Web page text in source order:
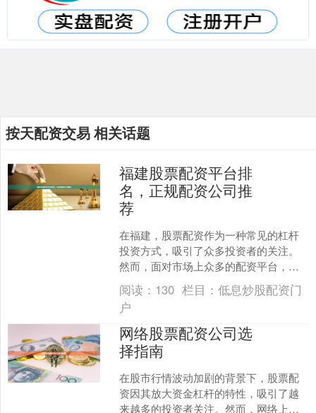
按天配资交易 相关话题
福建股票配资平台排
名，正规配资公司推
荐
在福建，股票配资作为一种常见的杠杆
投资方式，吸引了众多投资者的关注。
然而，面对市场上众多的配资平台，如
何筛选出正规、安全的公司成为关键。
本文将基于行业调研，为您....
阅读： 130 栏目：低息炒股配资门
户
网络股票配资公司选
择指南
在股市行情波动加剧的背景下，股票配
资因其放大资金杠杆的特性，吸引了越
来越多的投资者关注。然而，网络上的